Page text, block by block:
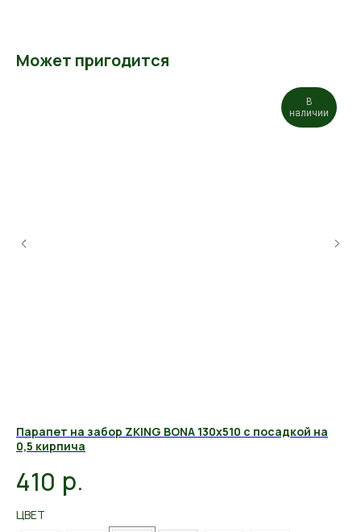
Может пригодится
В
наличии
Парапет на забор ZKING BONA 130х510 с посадкой на
0,5 кирпича
410 р.
ЦВЕТ